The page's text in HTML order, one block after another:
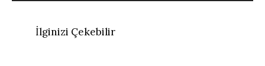
İlginizi Çekebilir